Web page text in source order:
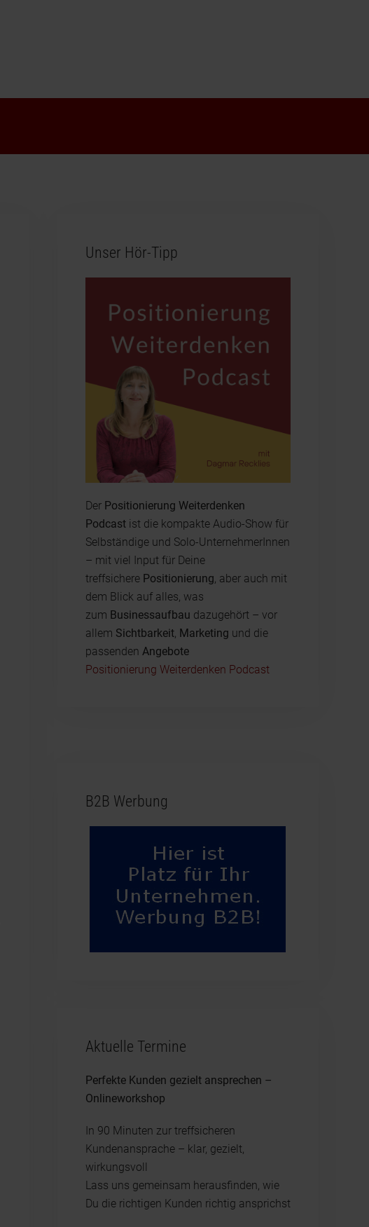
Unser Hör-Tipp
Der Positionierung Weiterdenken
Podcastist die kompakte Audio-Show für
Selbständige und Solo-UnternehmerInnen
– mit viel Input für Deine
treffsichere Positionierung, aber auch mit
dem Blick auf alles, was
zum Businessaufbau dazugehört – vor
allem Sichtbarkeit, Marketing und die
passenden Angebote
Positionierung Weiterdenken Podcast
B2B Werbung
Aktuelle Termine
Perfekte Kunden gezielt ansprechen –
Onlineworkshop
In 90 Minuten zur treffsicheren
Kundenansprache – klar, gezielt,
wirkungsvoll
Lass uns gemeinsam herausfinden, wie
Du die richtigen Kunden richtig ansprichst